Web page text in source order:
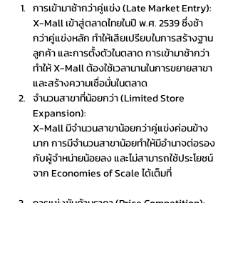
การเข้ามาช้ากว่าคู่แข่ง (Late Market Entry):
X-Mall เข้าสู่ตลาดไทยในปี พ.ศ. 2539 ซึ่งช้า
กว่าคู่แข่งหลัก ทำให้เสียเปรียบในการสร้างฐาน
ลูกค้า และการตั้งตัวในตลาด การเข้ามาช้ากว่า
ทำให้ X-Mall ต้องใช้เวลานานในการขยายสาขา
และสร้างความเชื่อมั่นในตลาด
จำนวนสาขาที่น้อยกว่า (Limited Store
Expansion):
X-Mall มีจำนวนสาขาน้อยกว่าคู่แข่งค่อนข้าง
มาก การมีจำนวนสาขาน้อยทำให้มีอำนาจต่อรอง
กับผู้จำหน่ายน้อยลง และไม่สามารถใช้ประโยชน์
จาก Economies of Scale ได้เต็มที่
การแข่งขันด้านราคา (Price Competition):